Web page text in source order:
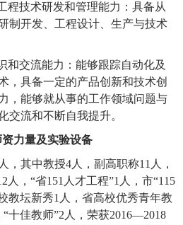
程技术研发和管理能力：具备从
制开发、工程设计、生产与技术
和交流能力：能够跟踪自动化及
，具备一定的产品创新和技术创
，能够就从事的工作领域问题与
交流和不断自我提升。
力量及实验设备
，其中教授4人，副高职称11人，
人，“省151人才工程”1人，市“115
教坛新秀1人，省高校优秀青年教
十佳教师”2人，荣获2016—2018